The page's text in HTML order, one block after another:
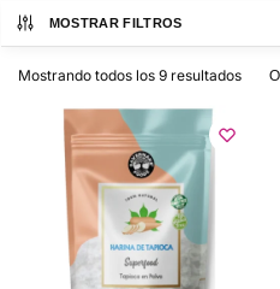
MOSTRAR FILTROS
Mostrando todos los 9 resultados